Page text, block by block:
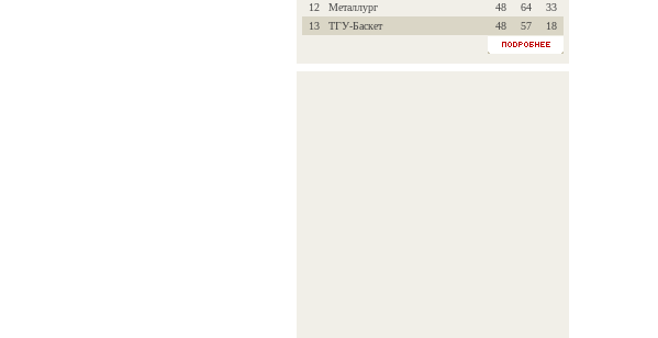
12
Металлург 48 64
33
13
ТГУ-Баскет 48 57 18